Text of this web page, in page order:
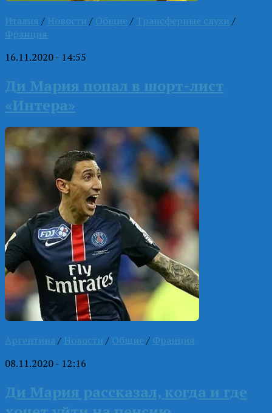
Италия / Новости / Общие / Трансферные слухи /
Франция
16.11.2020 - 14:55
Ди Мария попал в шорт-лист
«Интера»
Аргентина / Новости / Общие / Франция
08.11.2020 - 12:16
Ди Мария рассказал, когда и где